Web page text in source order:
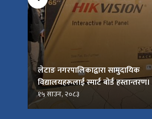
लेटाङ नगरपालिकाद्वारा सामुदायिक
विद्यालयहरूलाई स्मार्ट बोर्ड हस्तान्तरण।
१५ साउन, २०८३